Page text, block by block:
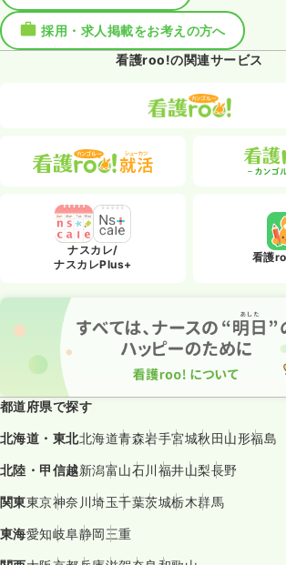
採用・求人掲載をお考えの方へ
看護roo!の関連サービス
ナスカレ/
ナスカレPlus+
看護
都道府県で探す
北海道・東北北海道青森岩手宮城秋田山形福島
北陸・甲信越新潟富山石川福井山梨長野
関東東京神奈川埼玉千葉茨城栃木群馬
東海愛知岐阜静岡三重